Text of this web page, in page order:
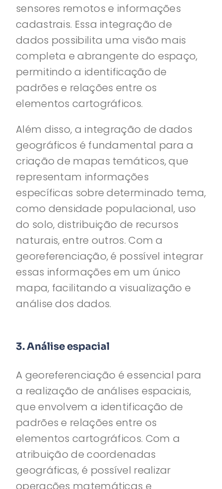
sensores remotos e informações
cadastrais. Essa integração de
dados possibilita uma visão mais
completa e abrangente do espaço,
permitindo a identificação de
padrões e relações entre os
elementos cartográficos.
Além disso, a integração de dados
geográficos é fundamental para a
criação de mapas temáticos, que
representam informações
específicas sobre determinado tema,
como densidade populacional, uso
do solo, distribuição de recursos
naturais, entre outros. Com a
georeferenciação, é possível integrar
essas informações em um único
mapa, facilitando a visualização e
análise dos dados.
3. Análise espacial
A georeferenciação é essencial para
a realização de análises espaciais,
que envolvem a identificação de
padrões e relações entre os
elementos cartográficos. Com a
atribuição de coordenadas
geográficas, é possível realizar
operações matemáticas e